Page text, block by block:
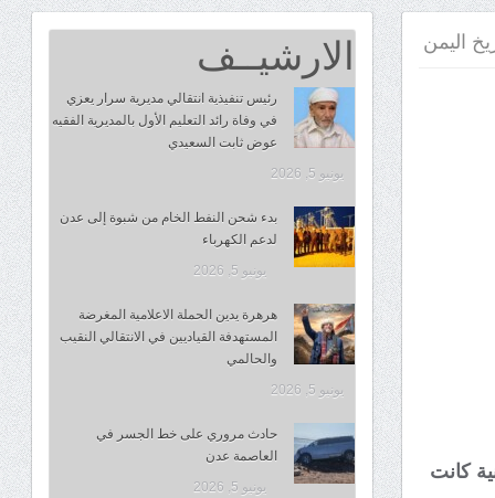
اليمن
كانت
الارشيــف
رئيس تنفيذية انتقالي مديرية سرار يعزي
في وفاة رائد التعليم الأول بالمديرية الفقيه
عوض ثابت السعيدي
يونيو 5, 2026
بدء شحن النفط الخام من شبوة إلى عدن
لدعم الكهرباء
يونيو 5, 2026
هرهرة يدين الحملة الاعلامية المغرضة
المستهدفة القياديين في الانتقالي النقيب
والحالمي
يونيو 5, 2026
حادث مروري على خط الجسر في
العاصمة عدن
يونيو 5, 2026